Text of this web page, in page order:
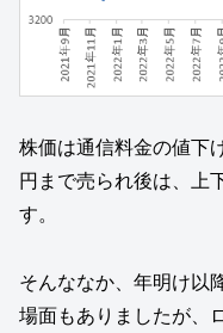
株価は通信料金の値下
円まで売られ後は、上
す。
そんななか、年明け以
場面もありましたが、